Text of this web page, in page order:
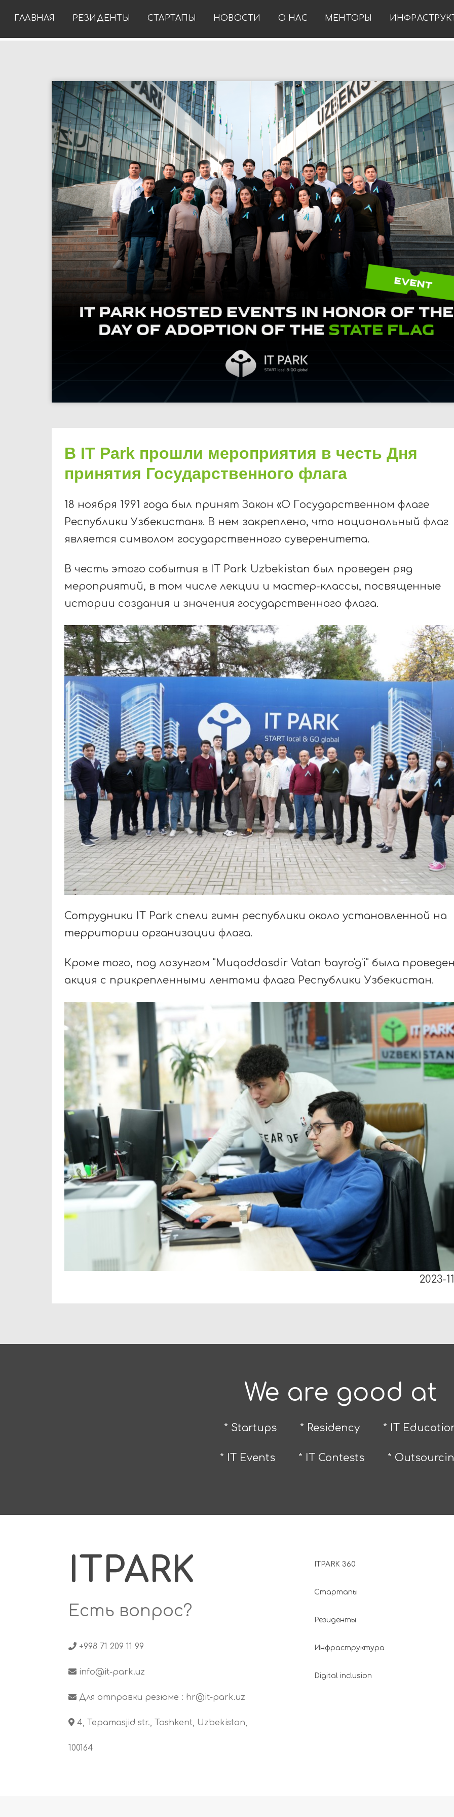
ГЛАВНАЯ РЕЗИДЕНТЫ СТАРТАПЫ НОВОСТИ О НАС МЕНТОРЫ
В IT Park прошли мероприятия в честь Дня
принятия Государственного флага
18 ноября 1991 года был принят Закон «О Государственном флаге
Республики Узбекистан». В нем закреплено, что национальный флаг
является символом государственного суверенитета.
В честь этого события в IT Park Uzbekistan был проведен ряд
мероприятий, в том числе лекции и мастер-классы, посвященные
истории создания и значения государственного флага.
Сотрудники IT Park спели гимн республики около установленной на
территории организации флага.
Кроме того, под лозунгом "Muqaddasdir Vatan bayro'g'i" была
акция с прикрепленными лентами флага Республики Узбекистан.
2023-
We are good at
* Startups * Residency * IT
* IT Events * IT Contests *
ITPARK
Есть вопрос?
+998 71 209 11 99
info@it-park.uz
Для отправки резюме : hr@it-park.uz
4, Tepamasjid str., Tashkent, Uzbekistan,
100164
ITPARK 360
Стартапы
Резиденты
Инфраструктура
Digital inclusion